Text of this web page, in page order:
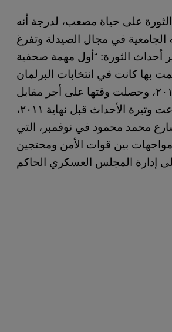
على حياة مصعب، لدرجة أنه
الجامعية في مجال الصيدلة وتفرغ
أحداث الثورة: “أول مهمة صحفية
بها كانت في انتخابات البرلمان
المصري في ٢٠١١، وحصلت وقتها على أجر مقابل
الصور.” تسارعت وتيرة الأحداث قبل نهاية ٢٠١١،
محمد محمود في نوفمبر، التي
مواجهات بين قوات الأمن ومحتجين